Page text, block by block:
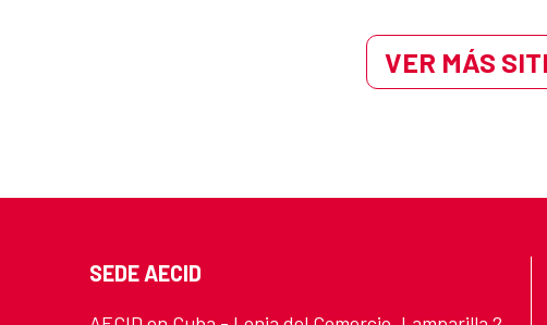
VER MÁS
SEDE AECID